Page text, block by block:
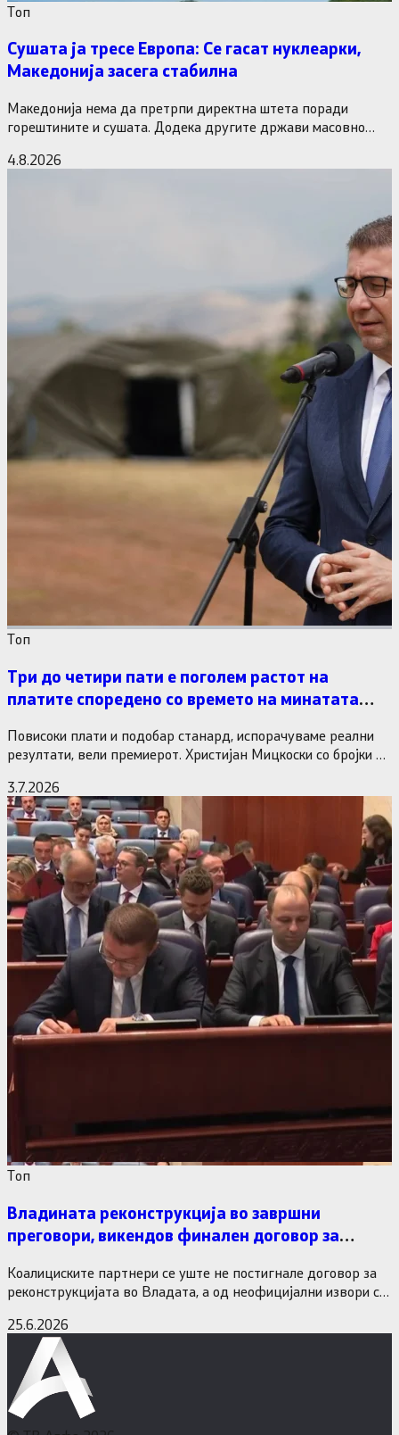
Tоп
Сушата ја тресе Европа: Се гасат нуклеарки,
Македонија засега стабилна
Македонија нема да претрпи директна штета поради
горештините и сушата. Додека другите држави масовно
4.8.2026
Tоп
Три до четири пати е поголем растот на
платите споредено со времето на минатата
Повисоки плати и подобар станард, испорачуваме реални
резултати, вели премиерот. Христијан Мицкоски со бројки и
3.7.2026
Tоп
Владината реконструкција во завршни
преговори, викендов финален договор за
Коалициските партнери се уште не постигнале договор за
реконструкцијата во Владата, а од неофицијални извори се
25.6.2026